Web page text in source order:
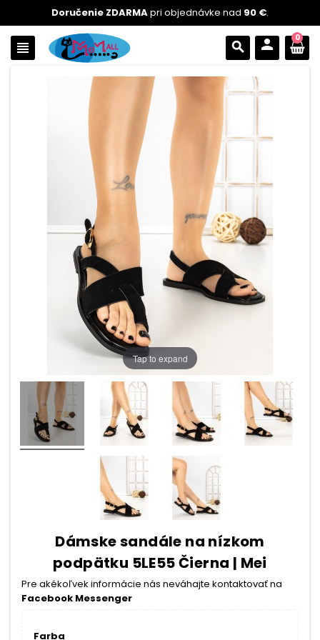
Doručenie ZDARMApri objednávke nad 90 €.
view_headline search person 0
Tap to expand
Dámske sandále na nízkom
podpätku 5LE55 Čierna | Mei
Pre akékoľvek informácie nás neváhajte kontaktovať na
Facebook Messenger
Farba